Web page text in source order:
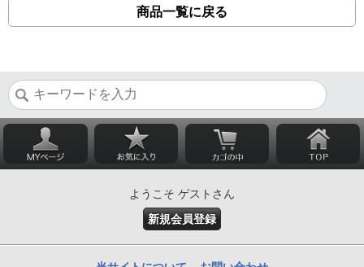
商品一覧に戻る
ようこそ ゲストさん
新規会員登録